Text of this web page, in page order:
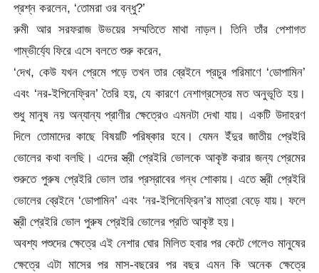
প্রশ্ন করলেন, ‘তোমরা ওর বন্ধু?’
রুমী আর সরফরাজ উভয়ের সম্মতিতে মাথা নাড়ল। তিনি তাঁর পেশাগত
গাম্ভীর্য্যে ফিরে এসে বলতে শুরু করেন,
‘দেখ, কেউ যখন প্রেমে পড়ে তখন তার ব্রেইনে প্রচুর পরিমাণে ‘ডোপামিন’
এবং ‘নর-ইপিনেফ্রিন’ তৈরি হয়, যে কারণে নেশাগ্রস্তের মত অনুভূতি হয়।
শুধু মানুষ নয় অন্যান্য প্রাণীর ক্ষেত্রেও এমনটা দেখা যায়। একটি উদাহরণ
দিলে তোমাদের কাছে বিষয়টি পরিষ্কার হবে। যেমন ইঁদুর জাতীয় প্রেইরি
ভোলের কথা বলছি। এদের স্ত্রী প্রেইরি ভোলকে আকৃষ্ট করার জন্য প্রেমের
শুরুতে পুরুষ প্রেইরি ভোল তার প্রস্রাবের গন্ধ শোকায়। এতে স্ত্রী প্রেইরি
ভোলের ব্রেইনে ‘ডোপামিন’ এবং ‘নর-ইপিনেফ্রিন’র মাত্রা বেড়ে যায়। ফলে
স্ত্রী প্রেইরি ভোল পুরুষ প্রেইরি ভোলের প্রতি আকৃষ্ট হয়।
অবশ্য পশুদের ক্ষেত্রে এই নেশার ঘোর মিলিত হবার পর কেটে গেলেও মানুষের
ক্ষেত্রে এটা মাসের পর মাস-বছরের পর বছর এমন কি অনেক ক্ষেত্রে